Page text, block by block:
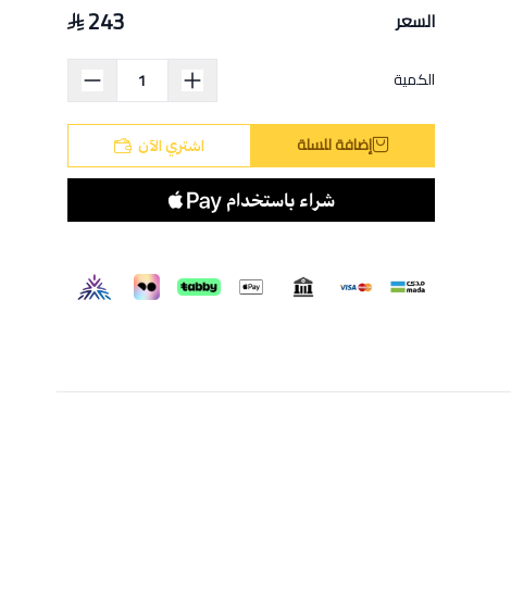
السعر 243
الكمية
إضافة للسلة اشتري الآن